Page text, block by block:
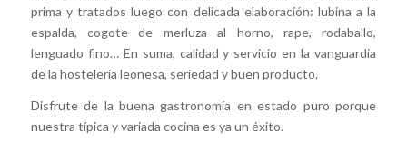
prima y tratados luego con delicada elaboración: lubina a la
espalda, cogote de merluza al horno, rape, rodaballo,
lenguado fino… En suma, calidad y servicio en la vanguardia
de la hostelería leonesa, seriedad y buen producto.
Disfrute de la buena gastronomía en estado puro porque
nuestra típica y variada cocina es ya un éxito.